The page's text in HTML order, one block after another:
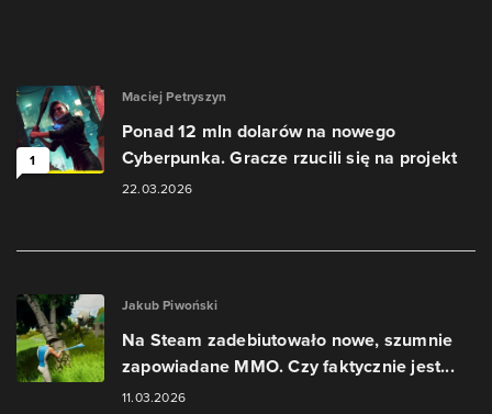
1
Maciej Petryszyn
Ponad 12 mln dolarów na nowego
Cyberpunka. Gracze rzucili się na projekt
22.03.2026
Jakub Piwoński
Na Steam zadebiutowało nowe, szumnie
zapowiadane MMO. Czy faktycznie jest...
11.03.2026